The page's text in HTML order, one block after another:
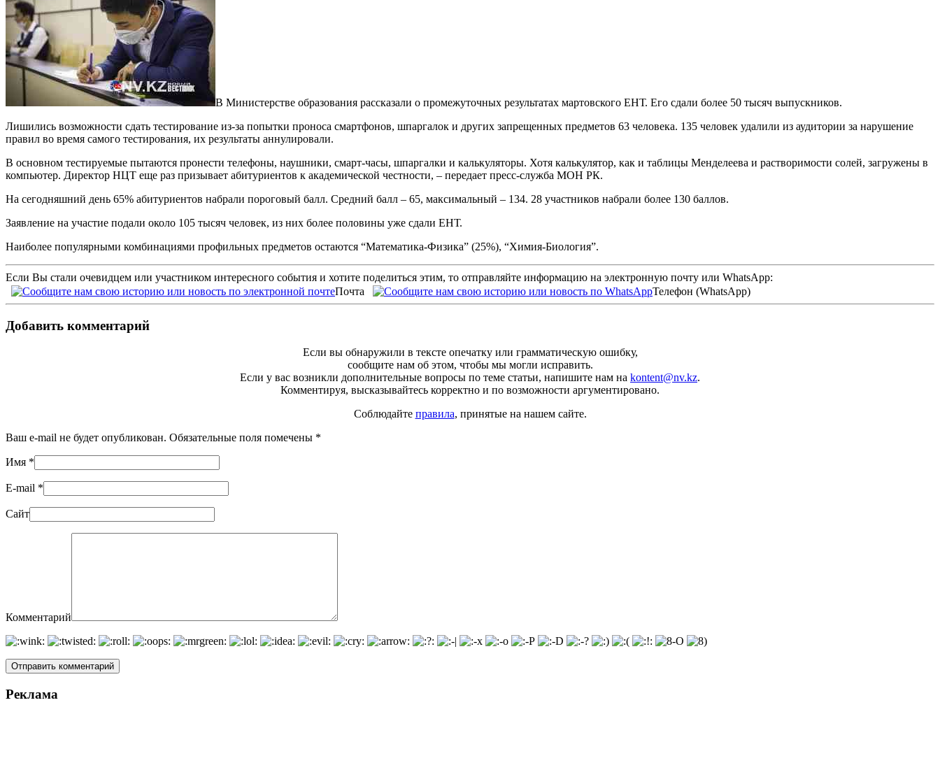
В Министерстве образования рассказали о промежуточных результатах мартовского ЕНТ. Его сдали более 50 тысяч выпускников.
Лишились возможности сдать тестирование из-за попытки проноса смартфонов, шпаргалок и других запрещенных предметов 63 человека. 135 человек удалили из аудитории за нарушение
правил во время самого тестирования, их результаты аннулировали.
В основном тестируемые пытаются пронести телефоны, наушники, смарт-часы, шпаргалки и калькуляторы. Хотя калькулятор, как и таблицы Менделеева и растворимости солей, загружены в
компьютер. Директор НЦТ еще раз призывает абитуриентов к академической честности, – передает пресс-служба МОН РК.
На сегодняшний день 65% абитуриентов набрали пороговый балл. Средний балл – 65, максимальный – 134. 28 участников набрали более 130 баллов.
Заявление на участие подали около 105 тысяч человек, из них более половины уже сдали ЕНТ.
Наиболее популярными комбинациями профильных предметов остаются “Математика-Физика” (25%), “Химия-Биология”.
Если Вы стали очевидцем или участником интересного события и хотите поделиться этим, то отправляйте информацию на электронную почту или WhatsApp:
Почта
Телефон (WhatsApp)
Добавить комментарий
Если вы обнаружили в тексте опечатку или грамматическую ошибку,
сообщите нам об этом, чтобы мы могли исправить.
Если у вас возникли дополнительные вопросы по теме статьи, напишите нам на kontent@nv.kz.
Комментируя, высказывайтесь корректно и по возможности аргументировано.
Соблюдайте правила, принятые на нашем сайте.
Ваш e-mail не будет опубликован. Обязательные поля помечены *
Имя *
E-mail *
Сайт
Комментарий
Реклама